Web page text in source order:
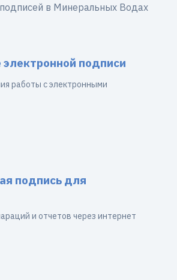
в Минеральных Водах
подписи
работы с электронными
подпись для
и отчетов через интернет